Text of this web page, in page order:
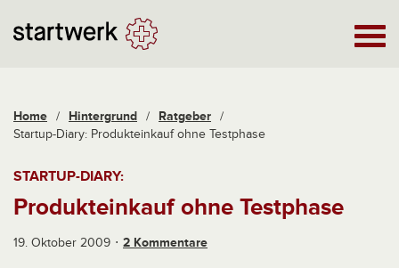
Home / Hintergrund / Ratgeber /
Startup-Diary: Produkteinkauf ohne Testphase
STARTUP-DIARY:
Produkteinkauf ohne Testphase
19. Oktober 2009 2 Kommentare